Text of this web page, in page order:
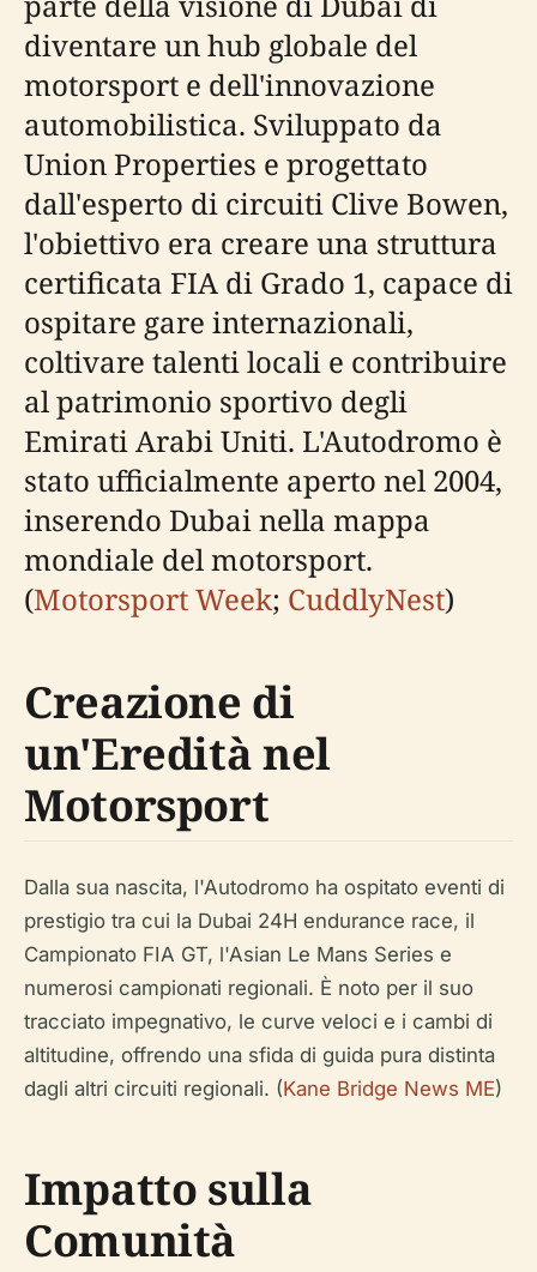
diventare un hub globale del
motorsport e dell'innovazione
automobilistica. Sviluppato da
Union Properties e progettato
dall'esperto di circuiti Clive Bowen,
l'obiettivo era creare una struttura
certificata FIA di Grado 1, capace di
ospitare gare internazionali,
coltivare talenti locali e contribuire
al patrimonio sportivo degli
Emirati Arabi Uniti. L'Autodromo è
stato ufficialmente aperto nel 2004,
inserendo Dubai nella mappa
mondiale del motorsport.
(Motorsport Week; CuddlyNest)
Creazione di
un'Eredità nel
Motorsport
Dalla sua nascita, l'Autodromo ha ospitato eventi di
prestigio tra cui la Dubai 24H endurance race, il
Campionato FIA GT, l'Asian Le Mans Series e
numerosi campionati regionali. È noto per il suo
tracciato impegnativo, le curve veloci e i cambi di
altitudine, offrendo una sfida di guida pura distinta
dagli altri circuiti regionali. (Kane Bridge News ME)
Impatto sulla
Comunità